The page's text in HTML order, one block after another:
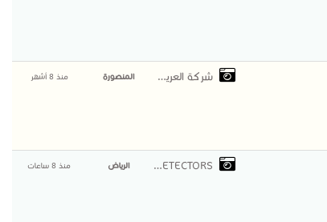
شركة العريمان المنصورة منذ 8 أشهر
BR DETECTORS الرياض منذ 8 ساعات